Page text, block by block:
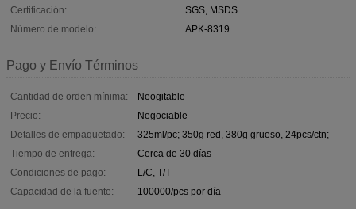
Certificación:
SGS, MSDS
Número de modelo:
APK-8319
Pago y Envío Términos
Cantidad de orden mínima:
Neogitable
Precio:
Negociable
Detalles de empaquetado:
325ml/pc; 350g red, 380g grueso, 24pcs/ctn;
Tiempo de entrega:
Cerca de 30 días
Condiciones de pago:
L/C, T/T
Capacidad de la fuente:
100000/pcs por día